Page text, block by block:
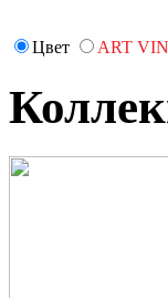
Цвет ART